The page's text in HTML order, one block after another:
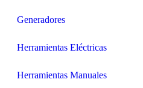
Generadores
Herramientas Eléctricas
Herramientas Manuales